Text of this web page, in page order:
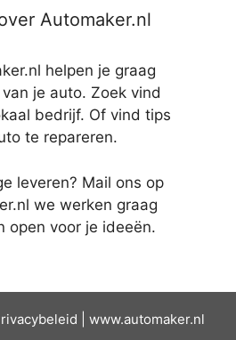
Automaker.nl
helpen je graag
je auto. Zoek vind
bedrijf. Of vind tips
te repareren.
leveren? Mail ons op
we werken graag
open voor je ideeën.
www.automaker.nl